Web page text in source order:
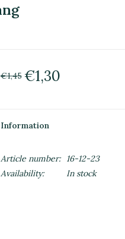
€1,45 €1,30
Information
Article number:
16-12-23
Availability:
In stock